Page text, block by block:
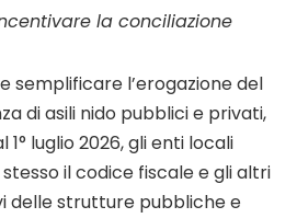
la conciliazione
semplificare l’erogazione del
di asili nido pubblici e privati,
1° luglio 2026, gli enti locali
il codice fiscale e gli altri
delle strutture pubbliche e